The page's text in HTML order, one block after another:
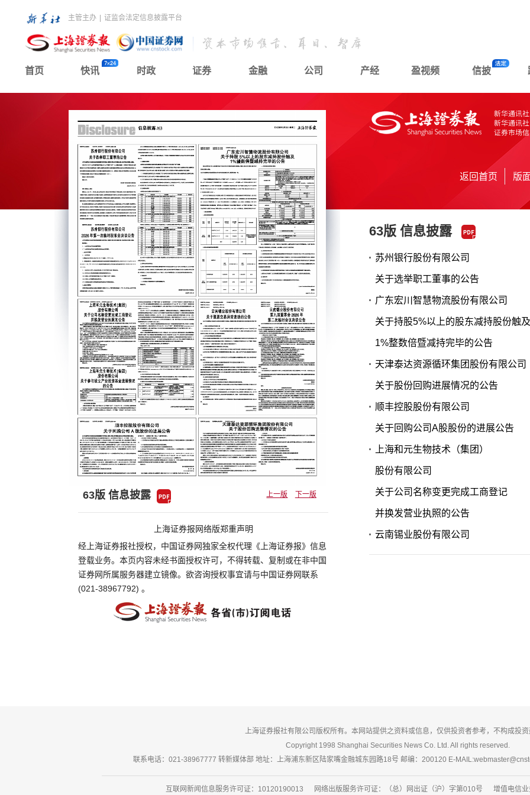
主管主办 证监会法定信息披露平台
首页 快讯 时政 证券 金融 公司 产经 盈视频 信披
63版 信息披露 上一版 下一版
上海证券报网络版郑重声明
经上海证券报社授权，中国证券网独家全权代理《上海证券报》信息
登载业务。本页内容未经书面授权许可，不得转载、复制或在非中国
证券网所属服务器建立镜像。欲咨询授权事宜请与中国证券网联系
(021-38967792) 。
返回首页 版
63版 信息披露
苏州银行股份有限公司
关于选举职工董事的公告
广东宏川智慧物流股份有限公司
关于持股5%以上的股东减持股份触及
1%整数倍暨减持完毕的公告
天津泰达资源循环集团股份有限公司
关于股份回购进展情况的公告
顺丰控股股份有限公司
关于回购公司A股股份的进展公告
上海和元生物技术（集团）
股份有限公司
关于公司名称变更完成工商登记
并换发营业执照的公告
云南锡业股份有限公司
上海证券报社有限公司版权所有。本网站提供之资料或信息，仅供投资者参考，不构成投
Copyright 1998 Shanghai Securities News Co. Ltd. All rights reserved.
联系电话：021-38967777 转新媒体部 地址：上海浦东新区陆家嘴金融城东园路18号 邮编：200120 E-
互联网新闻信息服务许可证：10120190013 网络出版服务许可证：（总）网出证（沪）字第010号 增值电信业